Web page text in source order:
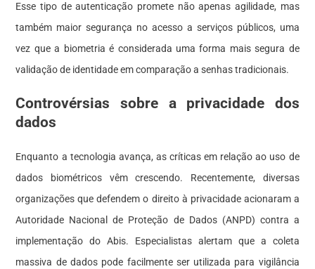
Esse tipo de autenticação promete não apenas agilidade, mas
também maior segurança no acesso a serviços públicos, uma
vez que a biometria é considerada uma forma mais segura de
validação de identidade em comparação a senhas tradicionais.
Controvérsias sobre a privacidade dos
dados
Enquanto a tecnologia avança, as críticas em relação ao uso de
dados biométricos vêm crescendo. Recentemente, diversas
organizações que defendem o direito à privacidade acionaram a
Autoridade Nacional de Proteção de Dados (ANPD) contra a
implementação do Abis. Especialistas alertam que a coleta
massiva de dados pode facilmente ser utilizada para vigilância